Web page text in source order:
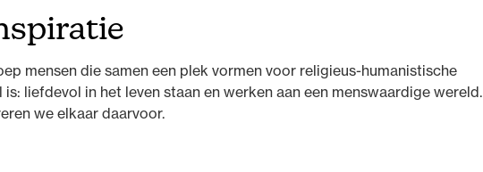
mensen die samen een plek vormen voor religieus-humanistische
liefdevol in het leven staan en werken aan een menswaardige wereld.
we elkaar daarvoor.